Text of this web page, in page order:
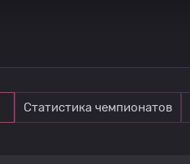
Статистика чемпионатов